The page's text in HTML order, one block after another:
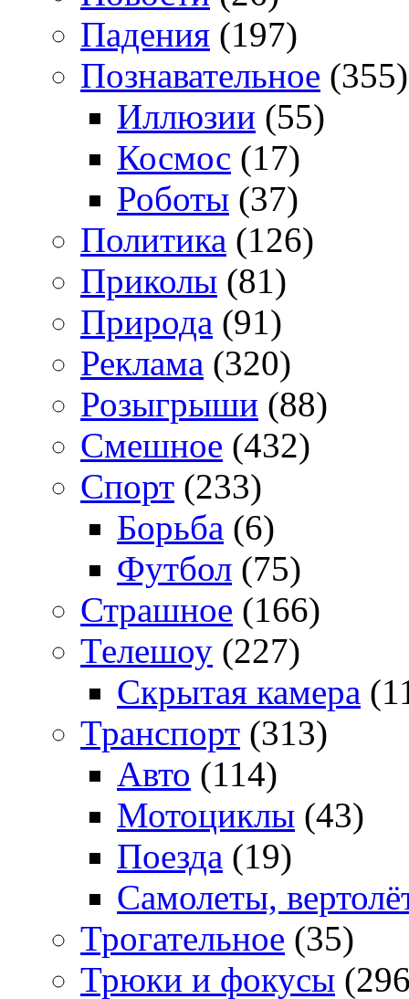
Падения (197)
Познавательное (355)
Иллюзии (55)
Космос (17)
Роботы (37)
Политика (126)
Приколы (81)
Природа (91)
Реклама (320)
Розыгрыши (88)
Смешное (432)
Спорт (233)
Борьба (6)
Футбол (75)
Страшное (166)
Телешоу (227)
Скрытая камера
Транспорт (313)
Авто (114)
Мотоциклы (43)
Поезда (19)
Самолеты,
Трогательное (35)
Трюки и фокусы